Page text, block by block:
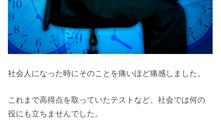
社会人になった時にそのことを痛いほど痛感しました。
これまで高得点を取っていたテストなど、社会では何の
役にも立ちませんでした。